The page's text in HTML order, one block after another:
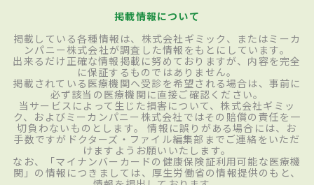
掲載情報について
掲載している各種情報は、株式会社ギミック、またはミーカ
ンパニー株式会社が調査した情報をもとにしています。
出来るだけ正確な情報掲載に努めておりますが、内容を完全
に保証するものではありません。
掲載されている医療機関へ受診を希望される場合は、事前に
必ず該当の医療機関に直接ご確認ください。
当サービスによって生じた損害について、株式会社ギミッ
ク、およびミーカンパニー株式会社ではその賠償の責任を一
切負わないものとします。 情報に誤りがある場合には、お
手数ですがドクターズ・ファイル編集部までご連絡をいただ
けますようお願いいたします。
なお、「マイナンバーカードの健康保険証利用可能な医療機
関」の情報につきましては、厚生労働省の情報提供のもと、